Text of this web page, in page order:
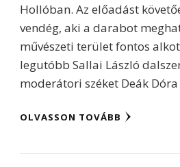
Hollóban. Az előadást
vendég, aki a darabot
művészeti terület fontos
legutóbb Sallai László
moderátori széket Deák
OLVASSON TOVÁBB